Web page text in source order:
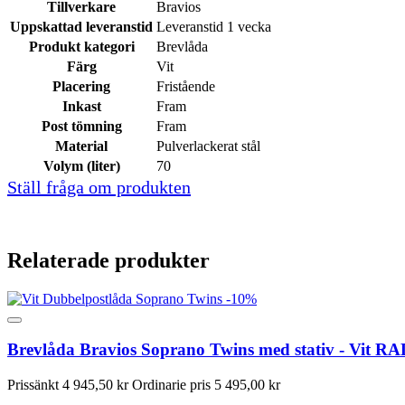
Tillverkare
Bravios
Uppskattad leveranstid Leveranstid 1 vecka
Produkt kategori
Brevlåda
Färg
Vit
Placering
Fristående
Inkast
Fram
Post tömning
Fram
Material
Pulverlackerat stål
Volym (liter)
70
Ställ fråga om produkten
Relaterade produkter
-10%
Brevlåda Bravios Soprano Twins med stativ - Vit
Prissänkt 4 945,50 kr Ordinarie pris 5 495,00 kr